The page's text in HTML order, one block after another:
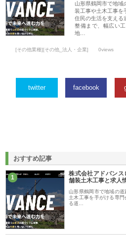
山形県鶴岡市で地域
装工事や土木工事を
住民の生活を支える
整備まで、幅広い
地…
[その他業種][その他_法人・企業] 0views
twitter facebook
おすすめ記事
1
株式会社アドバン
舗装土木工事と求人
山形県鶴岡市で地域の
土木工事を手がける専
る道…